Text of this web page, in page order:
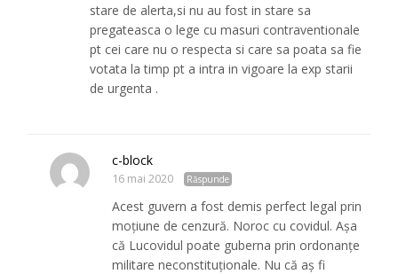
stare de alerta,si nu au fost in stare sa
pregateasca o lege cu masuri contraventionale
pt cei care nu o respecta si care sa poata sa fie
votata la timp pt a intra in vigoare la exp starii
de urgenta .
c-block
16 mai 2020 Răspunde
Acest guvern a fost demis perfect legal prin
moțiune de cenzură. Noroc cu covidul. Așa
că Lucovidul poate guberna prin ordonanțe
militare neconstituționale. Nu că aș fi